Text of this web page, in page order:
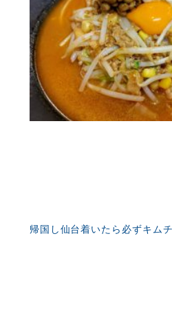
帰国し仙台着いたら必ずキム